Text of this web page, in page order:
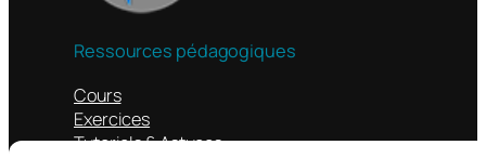
Ressources pédagogiques
Cours
Exercices
Tutoriels & Astuces